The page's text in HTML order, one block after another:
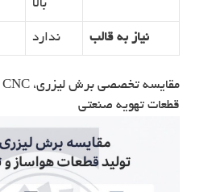
بالا
نیاز به قالب ندارد
قطعات تهویه صنعتی